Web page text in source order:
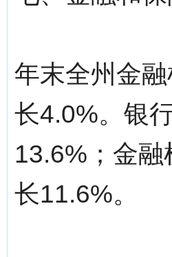
年末全州金
长4.0%。银
13.6%；金
长11.6%。